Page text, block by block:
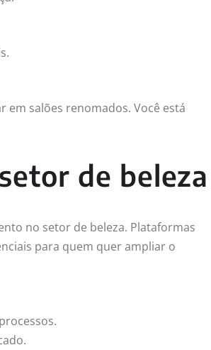
salões renomados. Você está
de beleza
no setor de beleza. Plataformas
para quem quer ampliar o